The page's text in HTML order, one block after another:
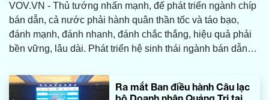
VOV.VN - Thủ tướng nhấn mạnh, để phát triển ngành chíp
bán dẫn, cả nước phải hành quân thần tốc và táo bạo,
đánh mạnh, đánh nhanh, đánh chắc thắng, hiệu quả phải
bền vững, lâu dài. Phát triển hệ sinh thái ngành bán dẫn
nhất đến 2027 thiết kế, chế tạo, kiểm thử được một số chíp
bán dẫn.
Ra mắt Ban điều hành Câu lạc